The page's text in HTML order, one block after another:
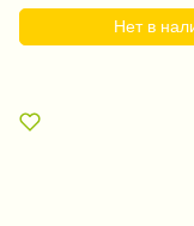
Нет в